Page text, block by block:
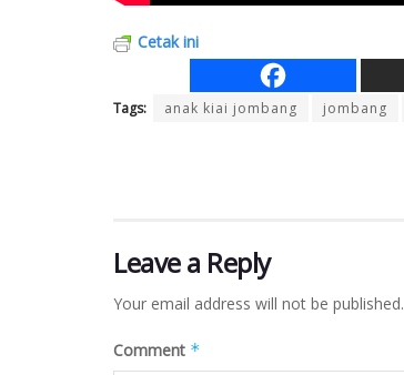
Cetak ini
Tags: anak kiai jombang jombang
Leave a Reply
Your email address will not be published.
Comment *